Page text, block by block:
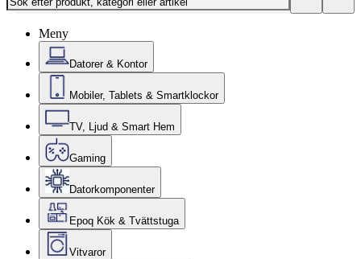
Meny
Datorer & Kontor
Mobiler, Tablets & Smartklockor
TV, Ljud & Smart Hem
Gaming
Datorkomponenter
Epoq Kök & Tvättstuga
Vitvaror